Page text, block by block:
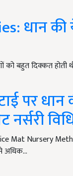
धान की
बहुत दिक्कत होती
पर
Mat Nursery
अधिक…